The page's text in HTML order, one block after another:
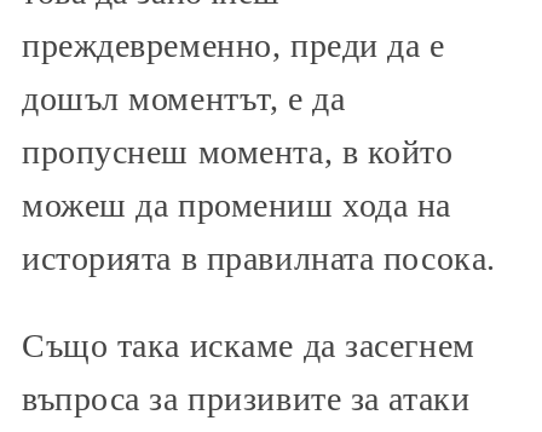
преждевременно, преди да е
дошъл моментът, е да
пропуснеш момента, в който
можеш да промениш хода на
историята в правилната посока.
Също така искаме да засегнем
въпроса за призивите за атаки